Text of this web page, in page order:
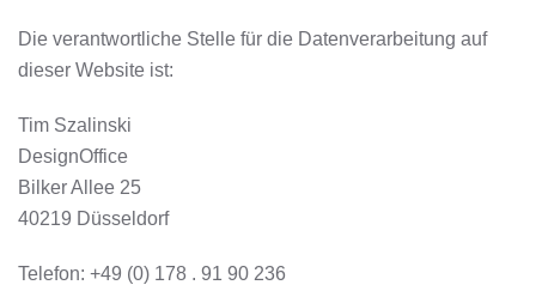
Die verantwortliche Stelle für die Datenverarbeitung auf
dieser Website ist:
Tim Szalinski
DesignOffice
Bilker Allee 25
40219 Düsseldorf
Telefon: +49 (0) 178 . 91 90 236